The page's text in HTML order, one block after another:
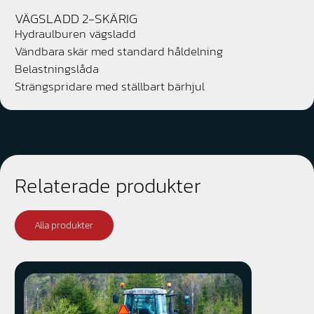
VÄGSLADD 2-SKÄRIG
Hydraulburen vägsladd
Vändbara skär med standard håldelning
Belastningslåda
Strängspridare med ställbart bärhjul
Relaterade produkter
Alla produkter